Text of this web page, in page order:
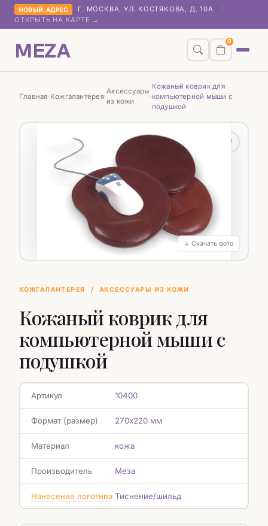
НОВЫЙ АДРЕС Г. МОСКВА, УЛ. КОСТЯКОВА, Д. 10А
ОТКРЫТЬ НА КАРТЕ →
MEZA 0
Главная›Кожгалантерея›
Аксессуары
из кожи
›
Кожаный коврик для
компьютерной мыши с
подушкой
♡
↓ Скачать фото
КОЖГАЛАНТЕРЕЯ / АКСЕССУАРЫ ИЗ КОЖИ
Кожаный коврик для
компьютерной мыши с
подушкой
Артикул 10400
Формат (размер) 270х220 мм
Материал кожа
Производитель Меза
Нанесение логотипа Тиснение/шильд